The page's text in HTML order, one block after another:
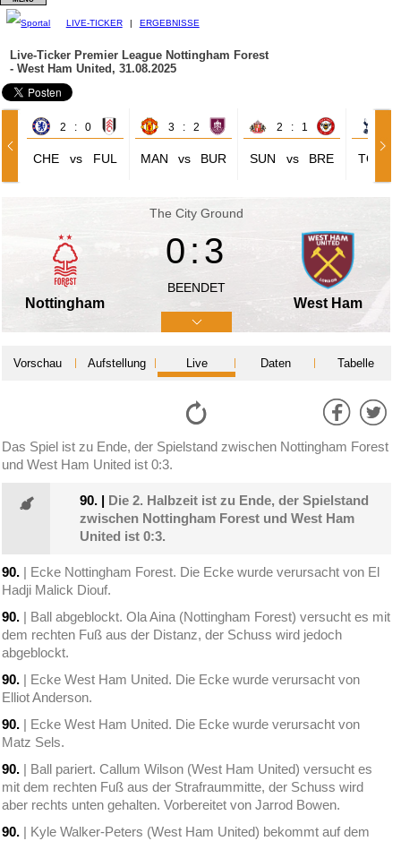
LIVE-TICKER | ERGEBNISSE
Live-Ticker Premier League Nottingham Forest
- West Ham United, 31.08.2025
2 : 0
CHE vs FUL
3 : 2
MAN vs BUR
2 : 1
SUN vs BRE TOT
The City Ground
Nottingham
0:3
BEENDET
West Ham
Vorschau Aufstellung Live Daten Tabelle
Das Spiel ist zu Ende, der Spielstand zwischen Nottingham Forest
und West Ham United ist 0:3.
90. | Die 2. Halbzeit ist zu Ende, der Spielstand
zwischen Nottingham Forest und West Ham
United ist 0:3.
90. | Ecke Nottingham Forest. Die Ecke wurde verursacht von El
Hadji Malick Diouf.
90. | Ball abgeblockt. Ola Aina (Nottingham Forest) versucht es mit
dem rechten Fuß aus der Distanz, der Schuss wird jedoch
abgeblockt.
90. | Ecke West Ham United. Die Ecke wurde verursacht von
Elliot Anderson.
90. | Ecke West Ham United. Die Ecke wurde verursacht von
Matz Sels.
90. | Ball pariert. Callum Wilson (West Ham United) versucht es
mit dem rechten Fuß aus der Strafraummitte, der Schuss wird
aber rechts unten gehalten. Vorbereitet von Jarrod Bowen.
90. | Kyle Walker-Peters (West Ham United) bekommt auf dem